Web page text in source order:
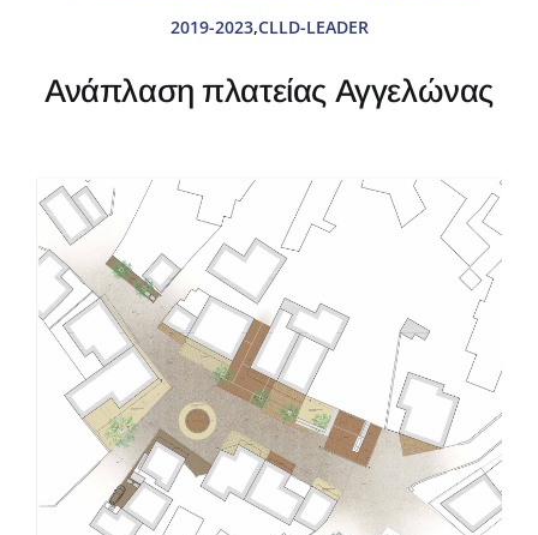
Πρόγραμμα
2024-28
Νέα
2019-2023,CLLD-LEADER
Ανάπλαση πλατείας Αγγελώνας